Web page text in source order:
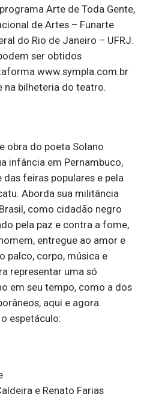
Arte de Toda Gente,
de Artes – Funarte
do Rio de Janeiro – UFRJ.
ser obtidos
www.sympla.com.br
bilheteria do teatro.
obra do poeta Solano
infância em Pernambuco,
feiras populares e pela
Aborda sua militância
como cidadão negro
pela paz e contra a fome,
entregue ao amor e
palco, corpo, música e
representar uma só
em seu tempo, como a dos
aqui e agora.
espetáculo:
e Renato Farias